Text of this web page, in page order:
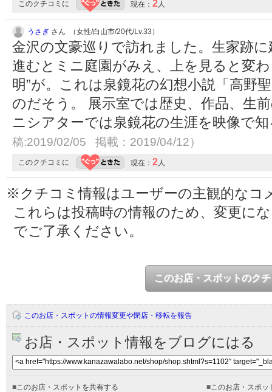
このクチコミに 現在： 2 人
うさぎ さん （女性/白山市/20代/Lv.33）
金沢の文豪巡りで訪れました。生家跡
進むとミニ庭園がみえ、上を見ると変
明”が。これは泉鏡花の幻想小説「高野
のだそう。 展示室では歴史、作品、生
ニシアターでは泉鏡花の生涯を映像で
稿:2019/02/05 掲載：2019/04/12）
このクチコミに 現在： 2 人
※クチコミ情報はユーザーの主観的なコ
これらは投稿時の情報のため、変更に
でご了承ください。
このお店・スポットのク
このお店・スポットの情報変更や閉店・移転を報告
お店・スポット情報をブログにはる
■ このお店・スポットを共有する ■ このお店・スポ